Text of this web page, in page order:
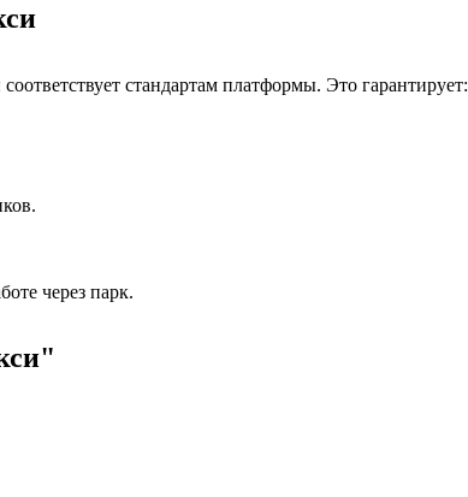
стандартам платформы. Это гарантирует:
через парк.